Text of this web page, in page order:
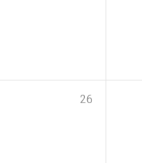
26